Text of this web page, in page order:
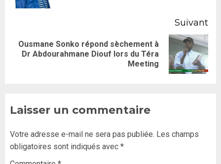
Suivant
Ousmane Sonko répond sèchement à
Dr Abdourahmane Diouf lors du Téra
Meeting
Laisser un commentaire
Votre adresse e-mail ne sera pas publiée. Les champs
obligatoires sont indiqués avec *